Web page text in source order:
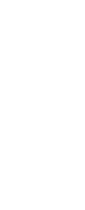
永葆“两